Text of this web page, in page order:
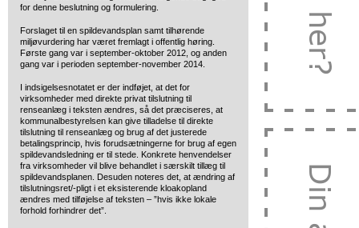
for denne beslutning og formulering.
Forslaget til en spildevandsplan samt tilhørende
miljøvurdering har været fremlagt i offentlig høring.
Første gang var i september-oktober 2012, og anden
gang var i perioden september-november 2014.
I indsigelsesnotatet er der indføjet, at det for
virksomheder med direkte privat tilslutning til
renseanlæg i teksten ændres, så det præciseres, at
kommunalbestyrelsen kan give tilladelse til direkte
tilslutning til renseanlæg og brug af det justerede
betalingsprincip, hvis forudsætningerne for brug af egen
spildevandsledning er til stede. Konkrete henvendelser
fra virksomheder vil blive behandlet i særskilt tillæg til
spildevandsplanen. Desuden noteres det, at ændring af
tilslutningsret/-pligt i et eksisterende kloakopland
ændres med tilføjelse af teksten – ”hvis ikke lokale
forhold forhindrer det”.